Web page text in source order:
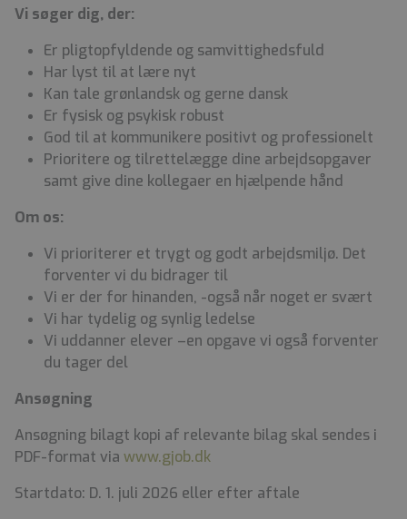
Vi søger dig, der:
Er pligtopfyldende og samvittighedsfuld
Har lyst til at lære nyt
Kan tale grønlandsk og gerne dansk
Er fysisk og psykisk robust
God til at kommunikere positivt og professionelt
Prioritere og tilrettelægge dine arbejdsopgaver
samt give dine kollegaer en hjælpende hånd
Om os:
Vi prioriterer et trygt og godt arbejdsmiljø. Det
forventer vi du bidrager til
Vi er der for hinanden, -også når noget er svært
Vi har tydelig og synlig ledelse
Vi uddanner elever –en opgave vi også forventer
du tager del
Ansøgning
Ansøgning bilagt kopi af relevante bilag skal sendes i
PDF-format via www.gjob.dk
Startdato: D. 1. juli 2026 eller efter aftale